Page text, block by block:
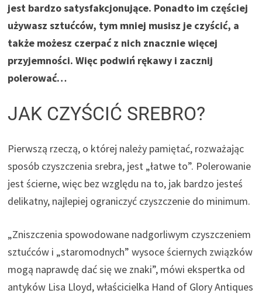
jest bardzo satysfakcjonujące. Ponadto im częściej
używasz sztućców, tym mniej musisz je czyścić, a
także możesz czerpać z nich znacznie więcej
przyjemności. Więc podwiń rękawy i zacznij
polerować…
JAK CZYŚCIĆ SREBRO?
Pierwszą rzeczą, o której należy pamiętać, rozważając
sposób czyszczenia srebra, jest „łatwe to”. Polerowanie
jest ścierne, więc bez względu na to, jak bardzo jesteś
delikatny, najlepiej ograniczyć czyszczenie do minimum.
„Zniszczenia spowodowane nadgorliwym czyszczeniem
sztućców i „staromodnych” wysoce ściernych związków
mogą naprawdę dać się we znaki”, mówi ekspertka od
antyków Lisa Lloyd, właścicielka Hand of Glory Antiques